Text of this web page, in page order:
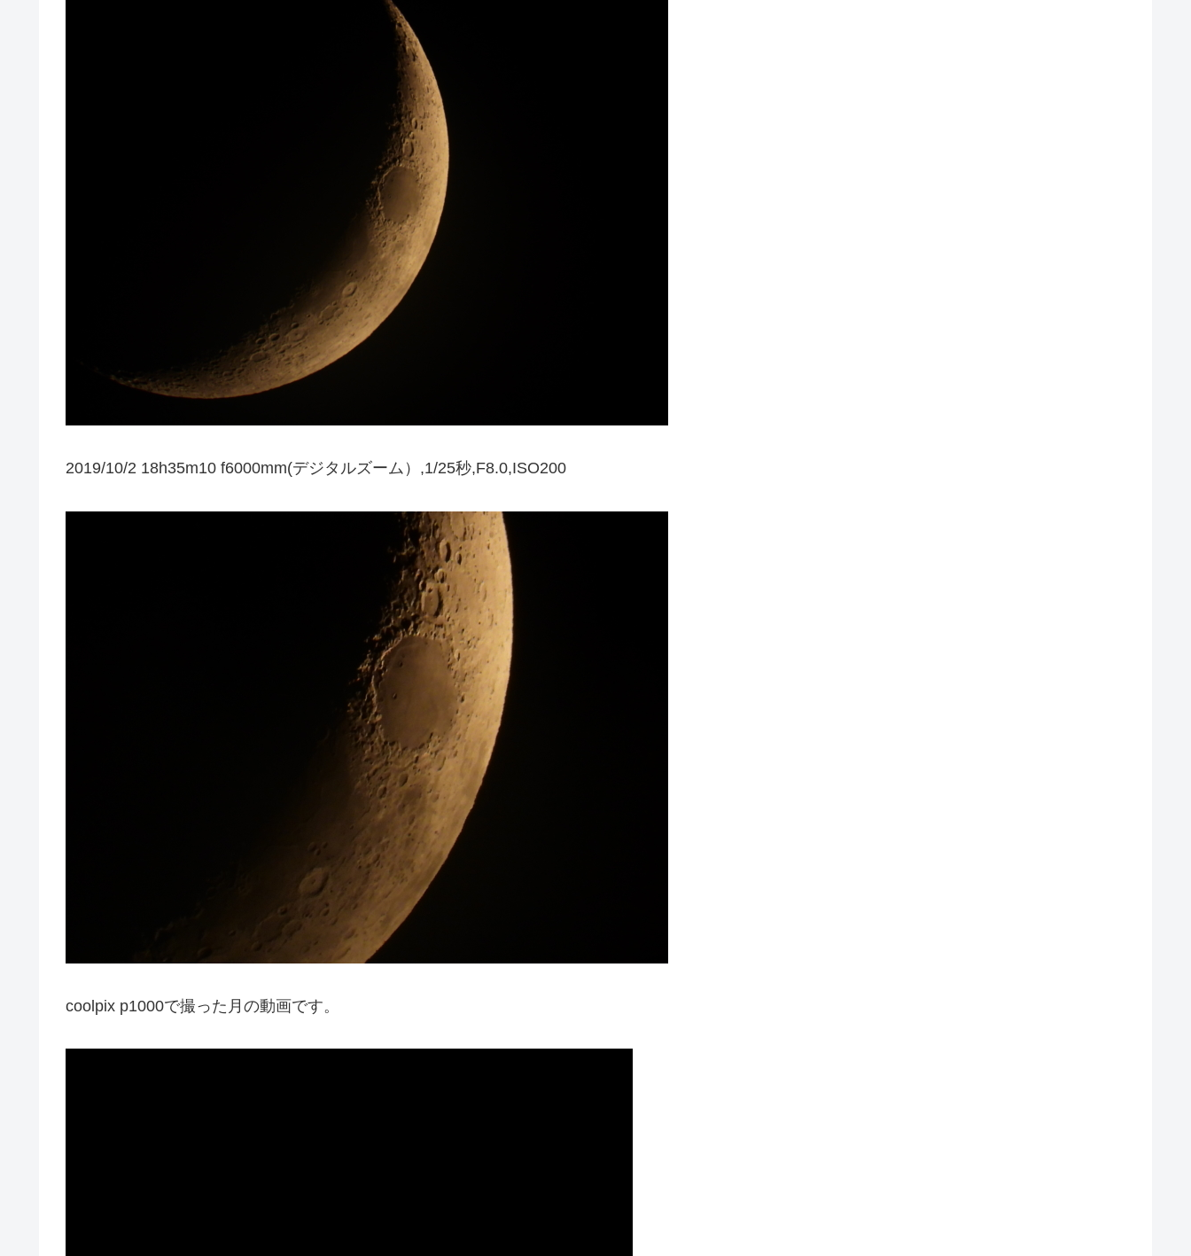
2019/10/2 18h35m10 f6000mm(デジタルズーム）,1/25秒,F8.0,ISO200
coolpix p1000で撮った月の動画です。